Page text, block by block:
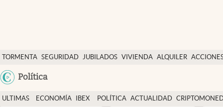
TORMENTA SEGURIDAD JUBILADOS VIVIENDA ALQUILER
Política
Economía y finanzas
Política
Actualidad
ULTIMAS
ECONOMÍA
IBEX
POLÍTICA ACTUALIDAD